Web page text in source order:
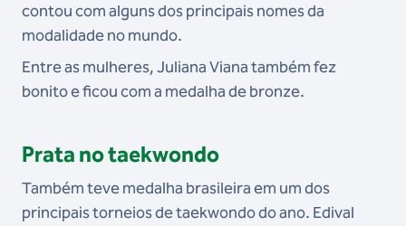
contou com alguns dos principais nomes da
modalidade no mundo.
Entre as mulheres, Juliana Viana também fez
bonito e ficou com a medalha de bronze.
Prata no taekwondo
Também teve medalha brasileira em um dos
principais torneios de taekwondo do ano. Edival